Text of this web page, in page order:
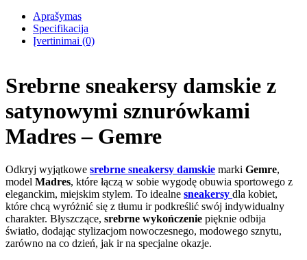
Aprašymas
Specifikacija
Įvertinimai (0)
Srebrne sneakersy damskie z
satynowymi sznurówkami
Madres – Gemre
Odkryj wyjątkowe srebrne sneakersy damskie marki Gemre,
model Madres, które łączą w sobie wygodę obuwia sportowego z
eleganckim, miejskim stylem. To idealne sneakersy dla kobiet,
które chcą wyróżnić się z tłumu ir podkreślić swój indywidualny
charakter. Błyszczące, srebrne wykończenie pięknie odbija
światło, dodając stylizacjom nowoczesnego, modowego sznytu,
zarówno na co dzień, jak ir na specjalne okazje.